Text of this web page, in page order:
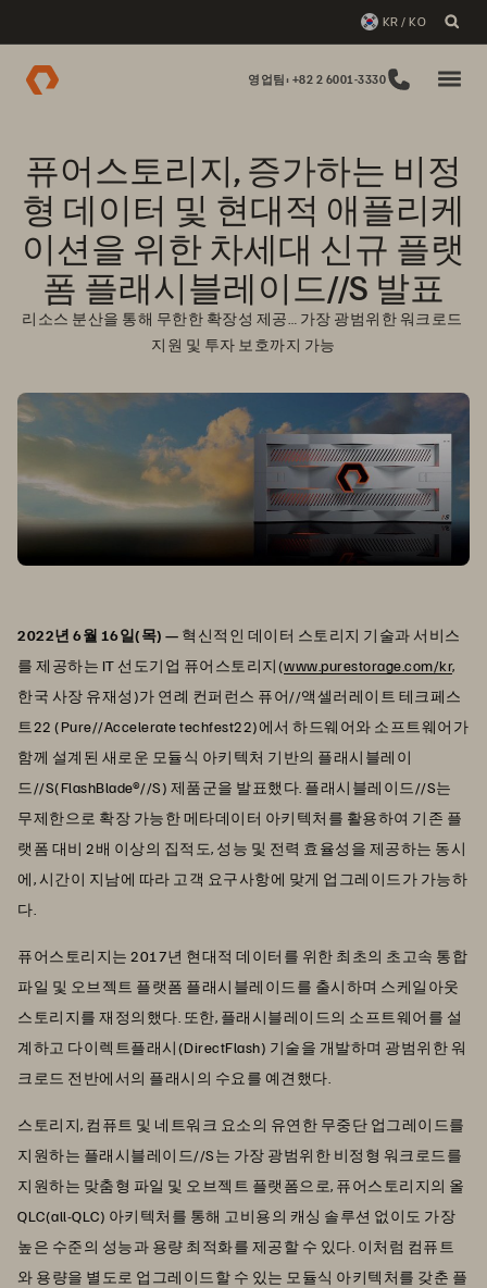
KR / KO
영업팀: +82 2 6001-3330
퓨어스토리지, 증가하는 비정
형 데이터 및 현대적 애플리케
이션을 위한 차세대 신규 플랫
폼 플래시블레이드//S 발표
리소스 분산을 통해 무한한 확장성 제공… 가장 광범위한 워크로드
지원 및 투자 보호까지 가능
2022년 6월 16일(목) — 혁신적인 데이터 스토리지 기술과 서비스
를 제공하는 IT 선도기업 퓨어스토리지(www.purestorage.com/kr,
한국 사장 유재성)가 연례 컨퍼런스 퓨어//액셀러레이트 테크페스
트22 (Pure//Accelerate techfest22)에서 하드웨어와 소프트웨어가
함께 설계된 새로운 모듈식 아키텍처 기반의 플래시블레이
드//S(FlashBlade®//S) 제품군을 발표했다. 플래시블레이드//S는
무제한으로 확장 가능한 메타데이터 아키텍처를 활용하여 기존 플
랫폼 대비 2배 이상의 집적도, 성능 및 전력 효율성을 제공하는 동시
에, 시간이 지남에 따라 고객 요구사항에 맞게 업그레이드가 가능하
다.
퓨어스토리지는 2017년 현대적 데이터를 위한 최초의 초고속 통합
파일 및 오브젝트 플랫폼 플래시블레이드를 출시하며 스케일아웃
스토리지를 재정의했다. 또한, 플래시블레이드의 소프트웨어를 설
계하고 다이렉트플래시(DirectFlash) 기술을 개발하며 광범위한 워
크로드 전반에서의 플래시의 수요를 예견했다.
스토리지, 컴퓨트 및 네트워크 요소의 유연한 무중단 업그레이드를
지원하는 플래시블레이드//S는 가장 광범위한 비정형 워크로드를
지원하는 맞춤형 파일 및 오브젝트 플랫폼으로, 퓨어스토리지의 올
QLC(all-QLC) 아키텍처를 통해 고비용의 캐싱 솔루션 없이도 가장
높은 수준의 성능과 용량 최적화를 제공할 수 있다. 이처럼 컴퓨트
와 용량을 별도로 업그레이드할 수 있는 모듈식 아키텍처를 갖춘 플